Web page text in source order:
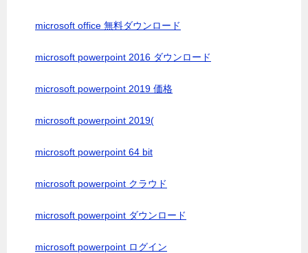
microsoft office 無料ダウンロード
microsoft powerpoint 2016 ダウンロード
microsoft powerpoint 2019 価格
microsoft powerpoint 2019(
microsoft powerpoint 64 bit
microsoft powerpoint クラウド
microsoft powerpoint ダウンロード
microsoft powerpoint ログイン